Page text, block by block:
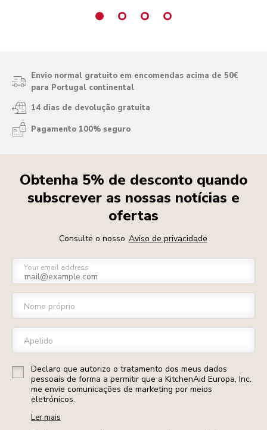
Envio normal gratuito em encomendas acima de 50€
para Portugal continental
14 dias de devolução gratuita
Pagamento 100% seguro
Obtenha 5% de desconto quando
subscrever as nossas notícias e
ofertas
Consulte o nosso Aviso de privacidade
Your email address
Nome próprio
Apelido
Declaro que autorizo o tratamento dos meus dados
pessoais de forma a permitir que a KitchenAid Europa, Inc.
me envie comunicações de marketing por meios
eletrónicos.
Ler mais